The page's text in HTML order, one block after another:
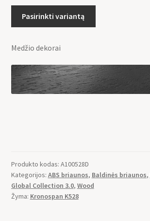
Pasirinkti variantą
Medžio dekorai
Produkto kodas: A100528D
Kategorijos: ABS briaunos, Baldinės briaunos,
Global Collection 3.0, Wood
Žyma: Kronospan K528